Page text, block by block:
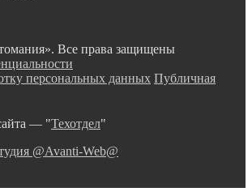
Все права защищены
персональных данных Публичная
— "Техотдел"
@Avanti-Web@